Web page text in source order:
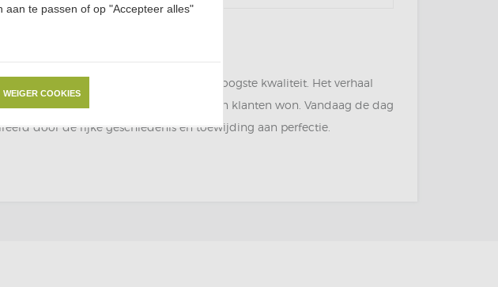
in voor het maken van azijn van de hoogste kwaliteit. Het verhaal
opende en al snel de harten van zijn klanten won. Vandaag de dag
door de rijke geschiedenis en toewijding aan perfectie.
aan te passen of op "Accepteer alles"
WEIGER COOKIES